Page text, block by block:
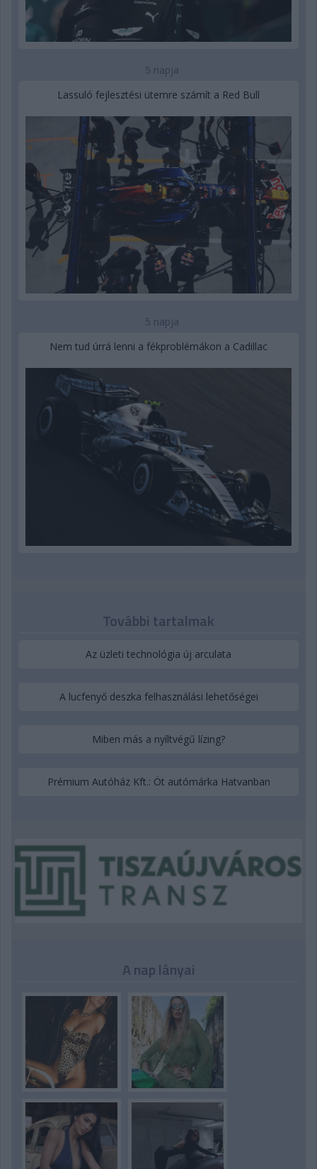
5 napja
Lassuló fejlesztési ütemre számít a Red Bull
5 napja
Nem tud úrrá lenni a fékproblémákon a Cadillac
További tartalmak
Az üzleti technológia új arculata
A lucfenyő deszka felhasználási lehetőségei
Miben más a nyíltvégű lízing?
Prémium Autóház Kft.: Öt autómárka Hatvanban
A nap lányai